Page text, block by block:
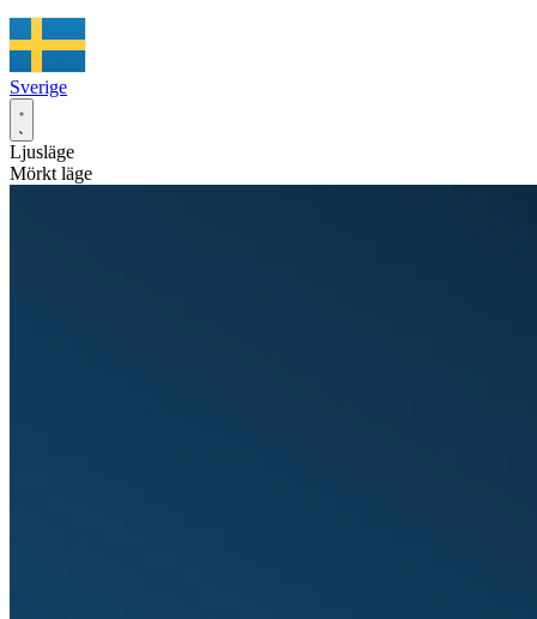
Sverige
Ljusläge
Mörkt läge